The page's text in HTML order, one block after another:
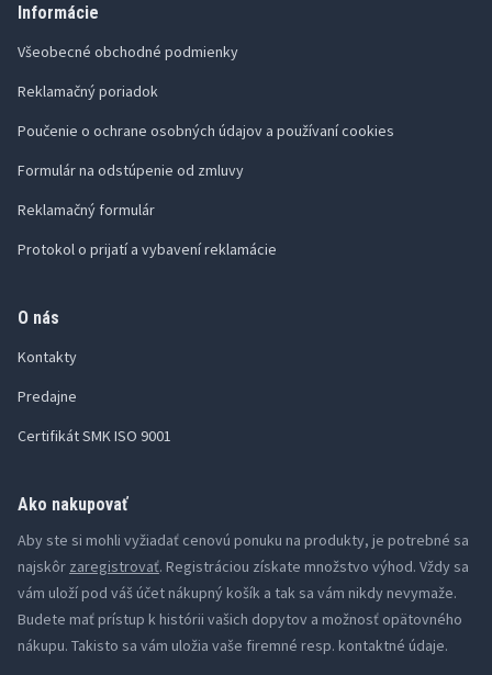
Informácie
Všeobecné obchodné podmienky
Reklamačný poriadok
Poučenie o ochrane osobných údajov a používaní cookies
Formulár na odstúpenie od zmluvy
Reklamačný formulár
Protokol o prijatí a vybavení reklamácie
O nás
Kontakty
Predajne
Certifikát SMK ISO 9001
Ako nakupovať
Aby ste si mohli vyžiadať cenovú ponuku na produkty, je potrebné sa
najskôr zaregistrovať. Registráciou získate množstvo výhod. Vždy sa
vám uloží pod váš účet nákupný košík a tak sa vám nikdy nevymaže.
Budete mať prístup k histórii vašich dopytov a možnosť opätovného
nákupu. Takisto sa vám uložia vaše firemné resp. kontaktné údaje.